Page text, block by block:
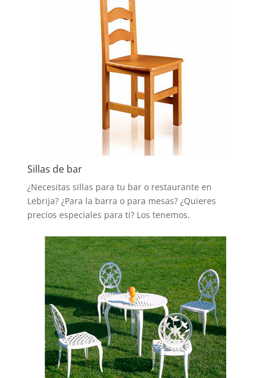
Sillas de bar
¿Necesitas sillas para tu bar o restaurante en
Lebrija? ¿Para la barra o para mesas? ¿Quieres
precios especiales para ti? Los tenemos.